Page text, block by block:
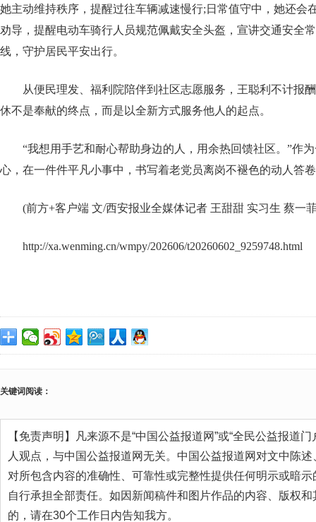
她主动维持秩序，提醒过往车辆减速慢行;日常值守中，她还会
劝导，提醒电动车骑行人员规范佩戴安全头盔，宣讲交通安全
线，守护居民平安出行。
从便民理发、福利院陪伴到社区志愿服务，王聪利不计报
休不是奉献的终点，而是以全新方式服务他人的起点。
“我想用手艺和耐心帮助身边的人，用余热回馈社区。”作
心，在一件件平凡小事中，书写着老党员离岗不褪色的动人答
(前方+客户端 文/西安报业全媒体记者 王甜甜 实习生 蔡一
http://xa.wenming.cn/wmpy/202606/t20260602_9259748.html
关键词阅读：
【免责声明】凡来源不是“中国公益报道网”或“全民公益报道
人观点，与中国公益报道网无关。中国公益报道网对文中陈
对所包含内容的准确性、可靠性或完整性提供任何明示或暗
自行承担全部责任。如因新闻稿件和图片作品的内容、版权
的，请在30个工作日内告知我方。